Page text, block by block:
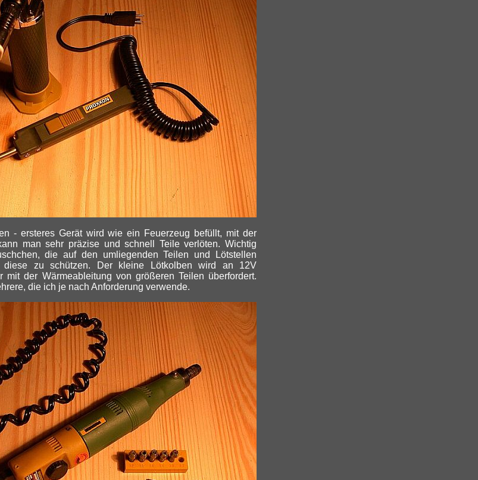
- ersteres Gerät wird wie ein Feuerzeug befüllt, mit der
man sehr präzise und schnell Teile verlöten. Wichtig
die auf den umliegenden Teilen und Lötstellen
diese zu schützen. Der kleine Lötkolben wird an 12V
mit der Wärmeableitung von größeren Teilen überfordert.
die ich je nach Anforderung verwende.